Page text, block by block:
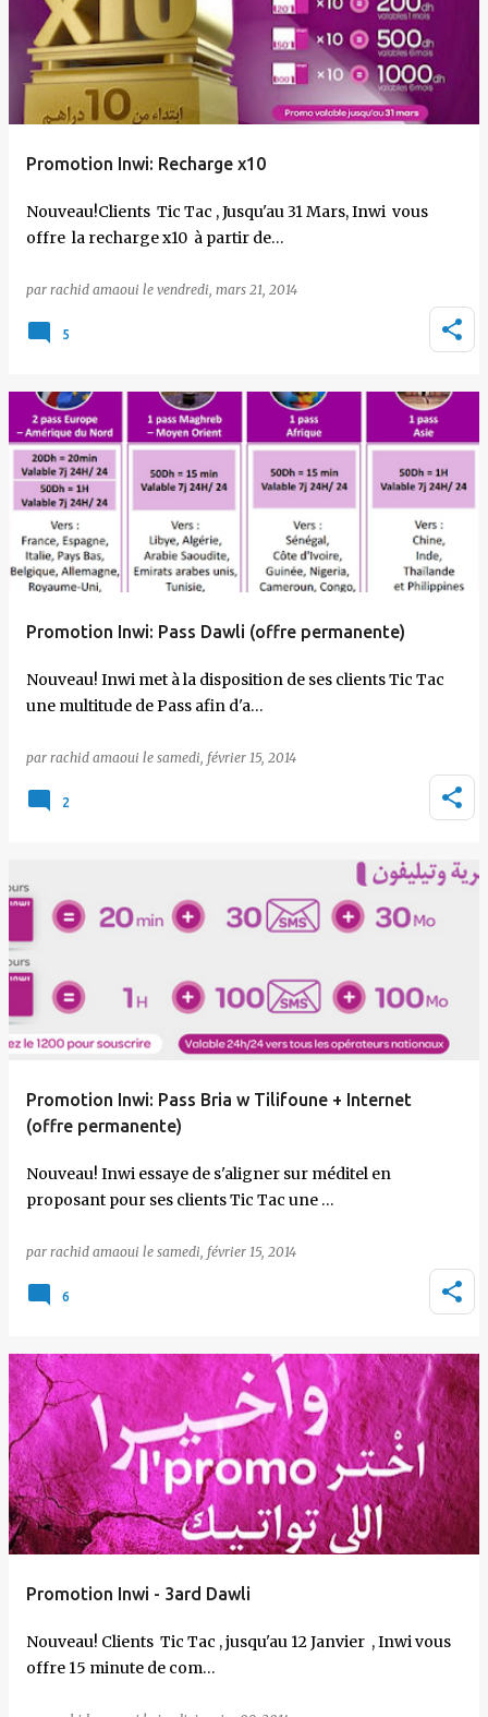
Promotion Inwi: Recharge x10
Nouveau!Clients Tic Tac , Jusqu'au 31 Mars, Inwi vous
offre la recharge x10 à partir de…
par rachid amaoui le vendredi, mars 21, 2014
5
Promotion Inwi: Pass Dawli (offre permanente)
Nouveau! Inwi met à la disposition de ses clients Tic Tac
une multitude de Pass afin d'a…
par rachid amaoui le samedi, février 15, 2014
2
Promotion Inwi: Pass Bria w Tilifoune + Internet
(offre permanente)
Nouveau! Inwi essaye de s'aligner sur méditel en
proposant pour ses clients Tic Tac une …
par rachid amaoui le samedi, février 15, 2014
6
Promotion Inwi - 3ard Dawli
Nouveau! Clients Tic Tac , jusqu'au 12 Janvier , Inwi vous
offre 15 minute de com…